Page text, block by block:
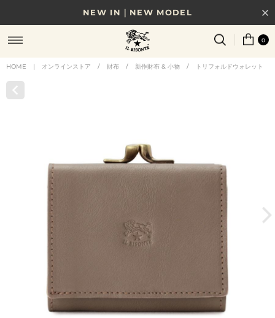
NEW IN｜NEW MODEL
8/17(月)10時まで｜税込11,000円以上で送料無料
贈る相手やシーンから選べる、新しいギフトガイド
0
HOME | オンラインストア / 財布 / 新作財布 & 小物 / トリフォルドウォレット